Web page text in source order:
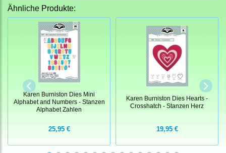
Ähnliche Produkte:
Karen Burniston Dies Mini
Alphabet and Numbers - Stanzen
Alphabet Zahlen
25,95 €
Karen Burniston Dies Hearts -
Crosshatch - Stanzen Herz
19,95 €